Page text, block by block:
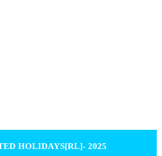
HOLIDAYS[RL]- 2025